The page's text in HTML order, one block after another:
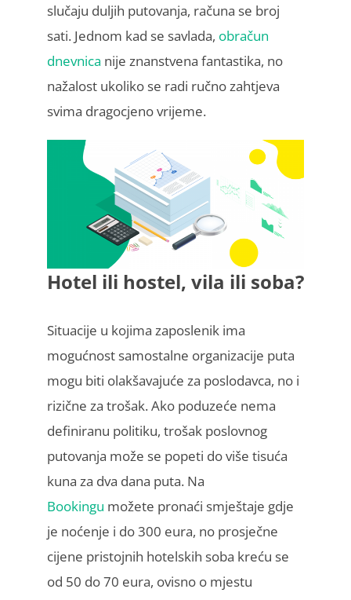
slučaju duljih putovanja, računa se broj
sati. Jednom kad se savlada, obračun
dnevnica nije znanstvena fantastika, no
nažalost ukoliko se radi ručno zahtjeva
svima dragocjeno vrijeme.
Hotel ili hostel, vila ili soba?
Situacije u kojima zaposlenik ima
mogućnost samostalne organizacije puta
mogu biti olakšavajuće za poslodavca, no i
rizične za trošak. Ako poduzeće nema
definiranu politiku, trošak poslovnog
putovanja može se popeti do više tisuća
kuna za dva dana puta. Na
Bookingu možete pronaći smještaje gdje
je noćenje i do 300 eura, no prosječne
cijene pristojnih hotelskih soba kreću se
od 50 do 70 eura, ovisno o mjestu